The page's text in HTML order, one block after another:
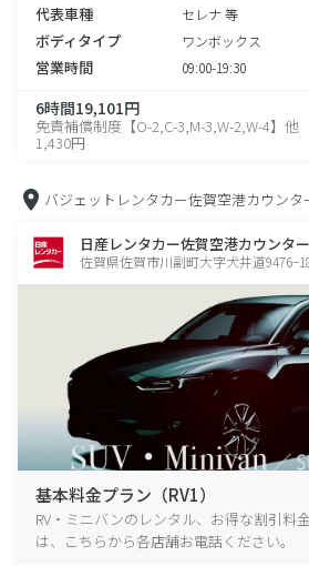
代表車種 セレナ 等
ボディタイプ ワンボックス
営業時間 09:00-19:30
6時間19,101円
免責補償制度【O-2,C-3,M-3,W-2,W-4】他
1,430円
バジェットレンタカー佐賀空港カウンタ
日産レンタカー佐賀空港カウンタ
佐賀県佐賀市川副町大字犬井道
基本料金プラン（RV1）
RV・ミニバンのレンタル、お得な割引料
は、こちらから各店舗お電話ください。